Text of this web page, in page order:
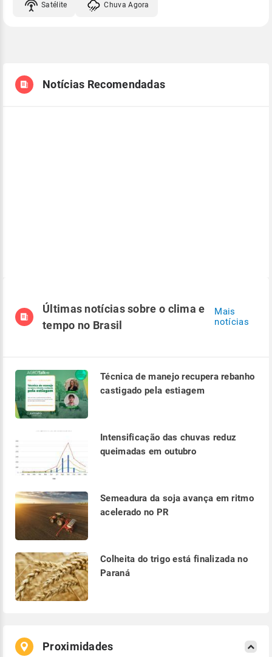
Satélite Chuva Agora
Notícias Recomendadas
Últimas notícias sobre o clima e
tempo no Brasil
Mais
notícias
Técnica de manejo recupera rebanho
castigado pela estiagem
Intensificação das chuvas reduz
queimadas em outubro
Semeadura da soja avança em ritmo
acelerado no PR
Colheita do trigo está finalizada no
Paraná
Proximidades